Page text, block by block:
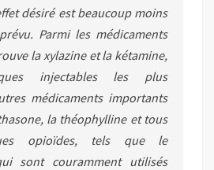
désiré est beaucoup moins
Parmi les médicaments
la xylazine et la kétamine,
injectables les plus
médicaments importants
la théophylline et tous
opioïdes, tels que le
sont couramment utilisés